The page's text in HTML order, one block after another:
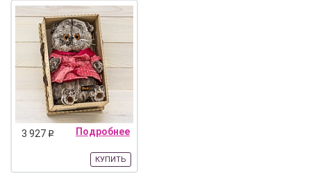
3 927 q Подробнее
КУПИТЬ